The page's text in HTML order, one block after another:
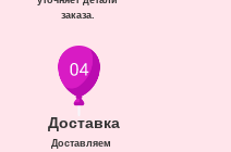
Доставка
Доставляем
заказа.